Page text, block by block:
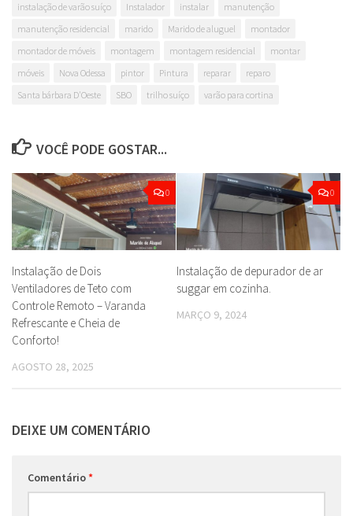
instalação de varão suíço
Instalador instalar
manutenção
manutenção residencial
marido Marido de aluguel
montador
montador de móveis
montagem montagem residencial
montar
móveis
Nova Odessa pintor Pintura reparar
reparo
Santa bárbara D'Oeste
SBO trilho suíço varão para cortina
VOCÊ PODE GOSTAR...
0
Instalação de Dois
Ventiladores de Teto com
Controle Remoto – Varanda
Refrescante e Cheia de
Conforto!
AGOSTO 28, 2025
0
Instalação de depurador de ar
suggar em cozinha.
MARÇO 9, 2024
DEIXE UM COMENTÁRIO
Comentário*